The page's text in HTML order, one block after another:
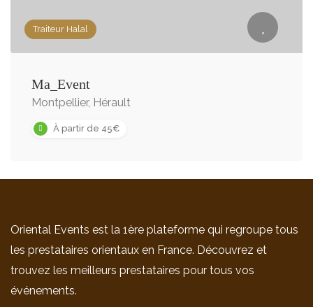
Traiteur Halal
Ma_Event
Montpellier, Hérault
À partir de 45€
Oriental Events est la 1ère plateforme qui regroupe tous
les prestataires orientaux en France. Découvrez et
trouvez les meilleurs prestataires pour tous vos
événements.